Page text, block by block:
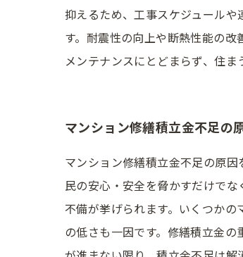
抑えるため、工事スケジュール
す。耐震性の向上や断熱性能の
メンテナンスにとどまらず、住
マンション修繕積立金不足の
マンション修繕積立金不足の原
民の安心・安全を脅かすだけで
不備が挙げられます。いくつか
の低さも一因です。修繕積立金